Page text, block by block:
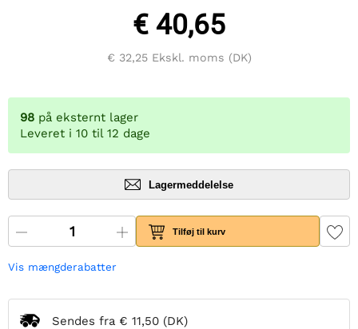
€ 40,65
€ 32,25Ekskl. moms (DK)
98 på eksternt lager
Leveret i 10 til 12 dage
Lagermeddelelse
Tilføj til kurv
Vis mængderabatter
Sendes fra € 11,50 (DK)